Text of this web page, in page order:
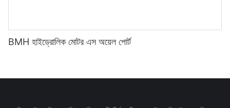
BMH হাইড্রোলিক মোটর এস অয়েল পোর্ট